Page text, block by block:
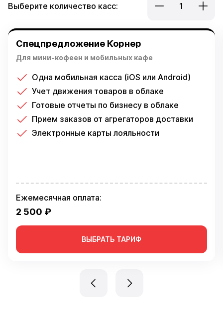
Выберите количество касс: 1
Спецпредложение Корнер
Для мини-кофеен и мобильных кафе
Одна мобильная касса (iOS или Android)
Учет движения товаров в облаке
Готовые отчеты по бизнесу в облаке
Прием заказов от агрегаторов доставки
Электронные карты лояльности
Ежемесячная оплата:
2 500 ₽
ВЫБРАТЬ ТАРИФ